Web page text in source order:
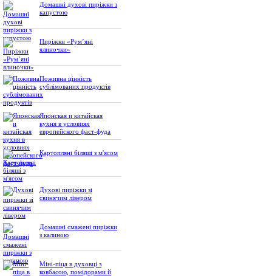
Домашні духові пиріжки з
капустою
Пиріжки «Рум’яні
ялиночки»
Поживна цінність
сублімованих продуктів
Японская и китайская
кухня в условиях
европейского фаст-фуда
Картопляні біляші з м'ясом
Духові пиріжки зі
свинячим лівером
Домашні смажені пиріжки
з калиною
Міні-піца в духовці з
ковбасою, помідорами й